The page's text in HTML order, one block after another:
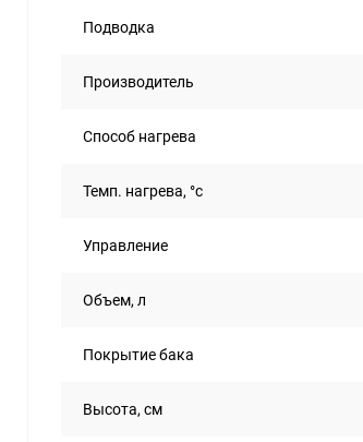
Подводка
Производитель
Способ нагрева
Темп. нагрева, °с
Управление
Объем, л
Покрытие бака
Высота, см